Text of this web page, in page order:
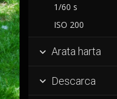
1/60 s
ISO 200
 Arata harta
 Descarca